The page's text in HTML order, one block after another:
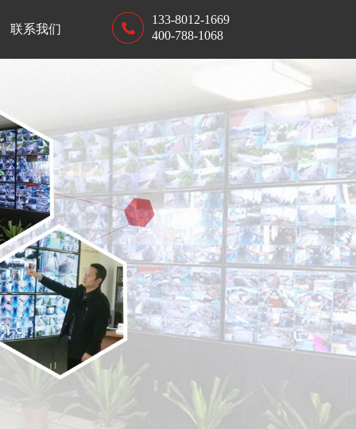
联系我们
133-8012-1669
400-788-1068